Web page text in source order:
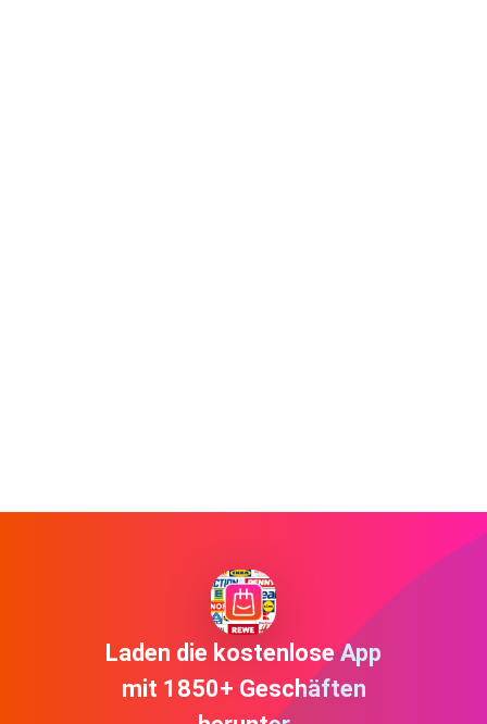
Laden die kostenlose App
mit 1850+ Geschäften